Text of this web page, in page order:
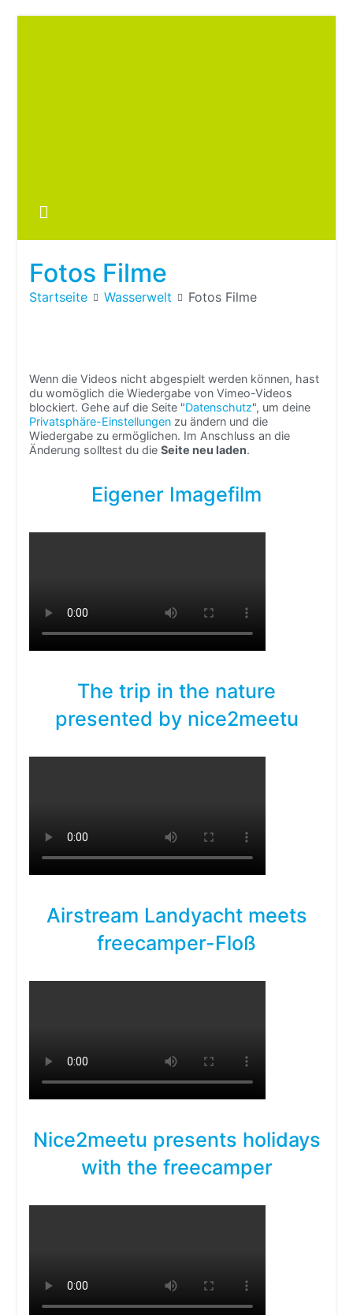
Fotos Filme
Startseite Wasserwelt Fotos Filme
Wenn die Videos nicht abgespielt werden können, hast
du womöglich die Wiedergabe von Vimeo-Videos
blockiert. Gehe auf die Seite "Datenschutz", um deine
Privatsphäre-Einstellungen zu ändern und die
Wiedergabe zu ermöglichen. Im Anschluss an die
Änderung solltest du dieSeite neu laden.
Eigener Imagefilm
The trip in the nature
presented by nice2meetu
Airstream Landyacht meets
freecamper-Floß
Nice2meetu presents holidays
with the freecamper